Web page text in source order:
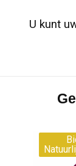
U kunt